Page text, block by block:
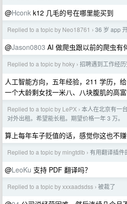
@Hconk k12 几毛的号在哪里能买到
Replied to a topic by Neo18761 › 36 岁 app
@Jason0803 AI 做爬虫跟以前的爬虫有
Replied to a topic by hoky › 招聘遇到工作经
人工智能方向，五年经验，211 学历，
一个大龄剩女找一米八、八块腹肌的高
Replied to a topic by LePX › 本人在北京有一
对外出租。希望能长租。期望价格一年 3 万。
算上每年车子贬值的话，感觉你这也不
Replied to a topic by mingtdlb › 有用翻译插件
@LeoKu 支持 PDF 翻译吗？
Replied to a topic by xxxaadsdss › 被裁了